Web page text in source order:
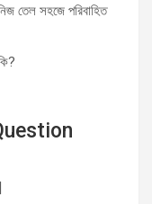
তেল সহজে পরিবাহিত